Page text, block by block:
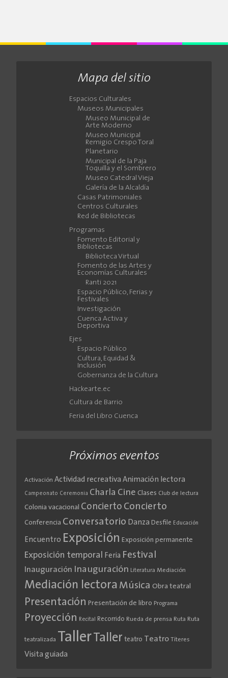
Mapa del sitio
Espacios Culturales
Museos Municipales
Museo Municipal de
Arte Moderno
Museo Municipal
Remigio Crespo Toral
Planetario
Municipal de la Paja
Toquilla y el Sombrero
Museo Catedral Vieja
Galería de la Alcaldía
Casas Patrimoniales
Centros Culturales
Red de Bibliotecas
Programas
Fomento Editorial y
Bibliotecas
Biblioteca Virtual
Fomento de las Artes y
Economías Culturales
Ranti 2021
Espacio Público, Ferias y
Festivales
Investigación
Cuenca Activa y
Deportiva
Ejes
Espacio Público
Cultura, Equidad &
Inclusión
Gobernanza de la Cultura
Hackearte.ec
Cultura de Barrio
Feria del Libro Cuenca
Próximos eventos
Activación Actividad recreativa Animación lectora
Campeonato Ceremonia Charla Cine Clases Club de lectura
Colonia vacacional Concierto Concierto
Conferencia Conversatorio Danza Desfile Educación
Encuentro Exposición Exposición permanente
Exposición temporal Feria Festival
Inauguración Inauguración Literatura Mediación
Mediación lectora Música Obra teatral
Presentación Presentación de libro Programa
Proyección Recital Recorrido Rueda de prensa Ruta Ruta
teatralizada TallerTaller teatro Teatro Títeres
Visita guiada